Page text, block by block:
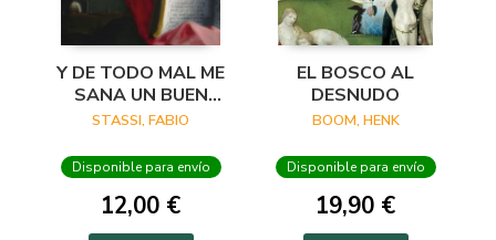
Y DE TODO MAL ME
SANA UN BUEN
VERSO
STASSI, FABIO
Disponible para envío
12,00 €
EL BOSCO AL
DESNUDO
BOOM, HENK
Disponible para envío
19,90 €